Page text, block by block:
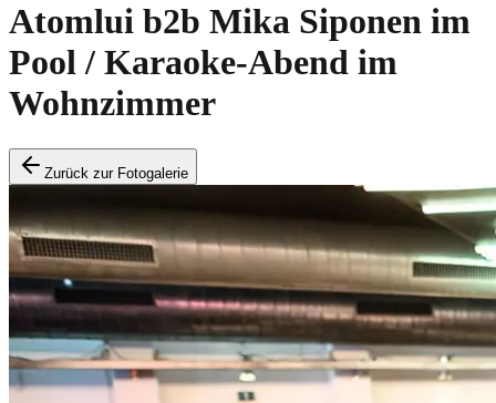
Atomlui b2b Mika Siponen im
Pool / Karaoke-Abend im
Wohnzimmer
Zurück zur Fotogalerie